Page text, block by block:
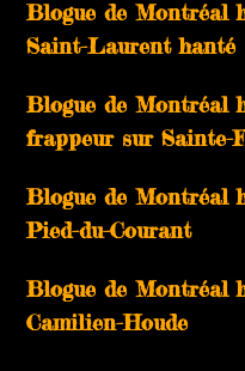
Blogue de Montréal
Saint-Laurent hanté
Blogue de Montréal
frappeur sur Sainte-
Blogue de Montréal
Pied-du-Courant
Blogue de Montréal
Camilien-Houde